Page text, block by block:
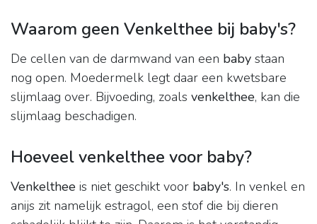
Waarom geen Venkelthee bij baby's?
De cellen van de darmwand van een baby staan
nog open. Moedermelk legt daar een kwetsbare
slijmlaag over. Bijvoeding, zoals venkelthee, kan die
slijmlaag beschadigen.
Hoeveel venkelthee voor baby?
Venkelthee is niet geschikt voor baby's. In venkel en
anijs zit namelijk estragol, een stof die bij dieren